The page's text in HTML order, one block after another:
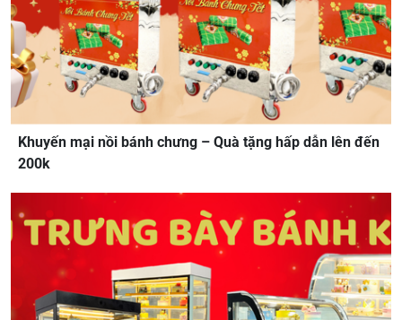
Khuyến mại nồi bánh chưng – Quà tặng hấp dẫn lên đến
200k